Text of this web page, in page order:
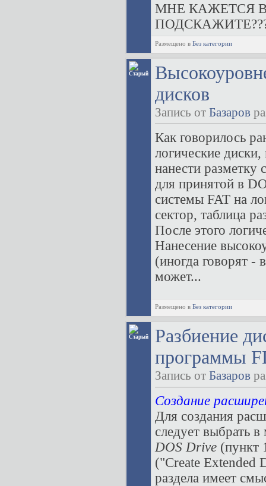
МНЕ КАЖЕТСЯ
Размещено в Без категории
дисков
Запись от Базаров
Как говорилось
логические
нанести разметку
для принятой в
системы FAT на
сектор, таблица
После этого
Нанесение
(иногда говорят -
может...
Размещено в Без категории
Разбиение
программы
Запись от Базаров
Создание
Для создания
следует выбрать
DOS Drive (пункт
("Create Extended
раздела имеет